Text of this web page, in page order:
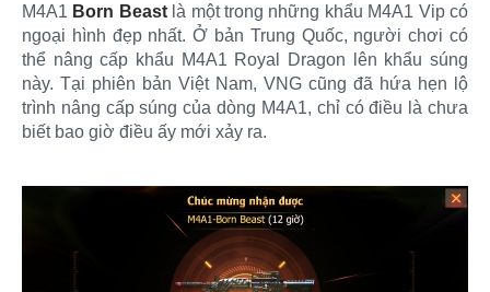
M4A1 Born Beastlà một trong những khẩu M4A1 Vip có
ngoại hình đẹp nhất. Ở bản Trung Quốc, người chơi có
thể nâng cấp khẩu M4A1 Royal Dragon lên khẩu súng
này. Tại phiên bản Việt Nam, VNG cũng đã hứa hẹn lộ
trình nâng cấp súng của dòng M4A1, chỉ có điều là chưa
biết bao giờ điều ấy mới xảy ra.